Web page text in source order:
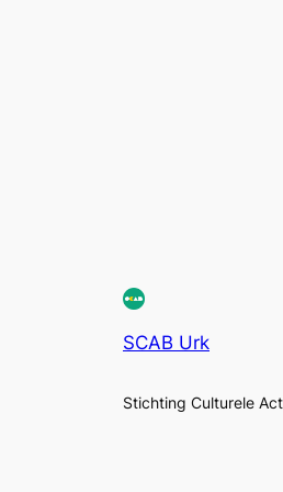
SCAB Urk
Stichting Culturele